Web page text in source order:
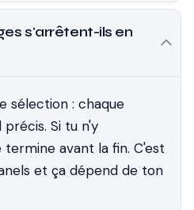
s'arrêtent-ils en
sélection : chaque
Si tu n'y
avant la fin. C'est
et ça dépend de ton